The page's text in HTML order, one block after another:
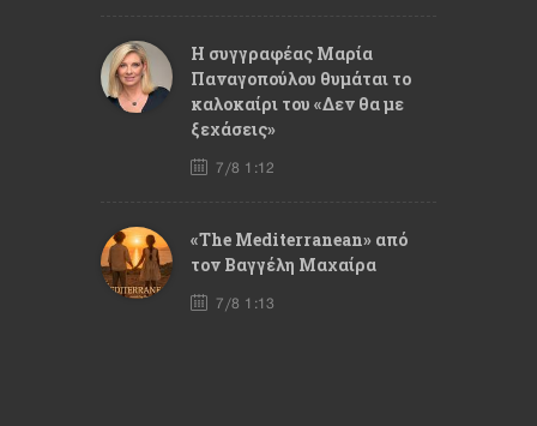
Η συγγραφέας Μαρία
Παναγοπούλου θυμάται το
καλοκαίρι του «Δεν θα με
ξεχάσεις»
7/8 1:12
«The Mediterranean» από
τον Βαγγέλη Μαχαίρα
7/8 1:13